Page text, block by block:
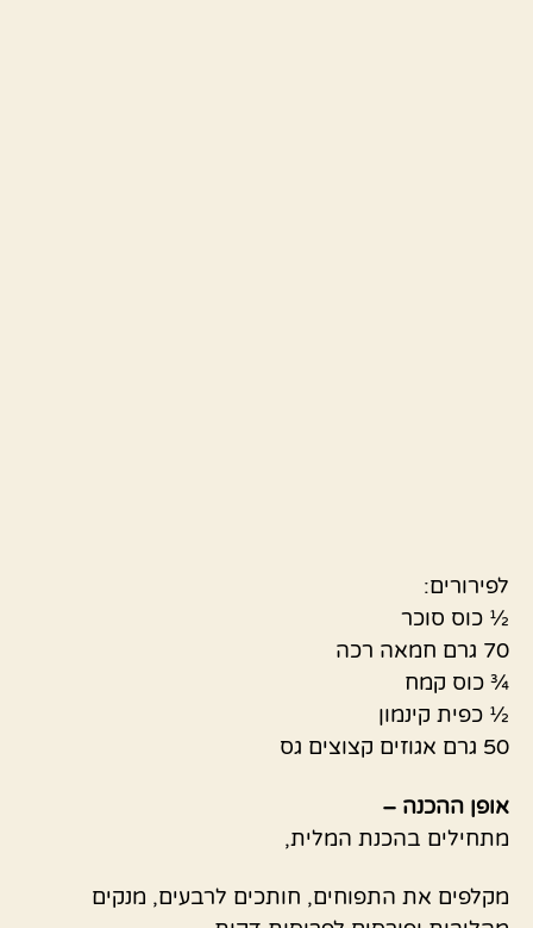
לפירורים:
½ כוס סוכר
70 גרם חמאה רכה
¾ כוס קמח
½ כפית קינמון
50 גרם אגוזים קצוצים גס
אופן ההכנה –
מתחילים בהכנת המלית,
מקלפים את התפוחים, חותכים לרבעים, מנקים